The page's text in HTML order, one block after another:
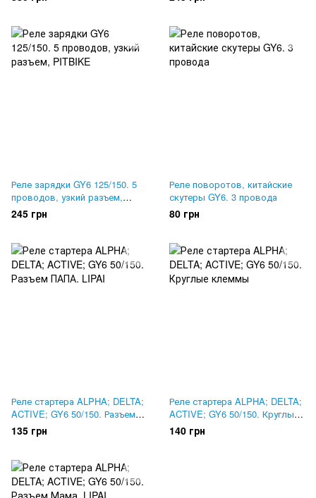
Реле зарядки GY6 125/150. 5
проводов, узкий разъем,
PITBIKE
245 грн
Реле поворотов, китайские
скутеры GY6. 3 провода
80 грн
Реле стартера ALPHA; DELTA;
ACTIVE; GY6 50/150. Разъем
ПАПА. LIPAI
135 грн
Реле стартера ALPHA; DELTA;
ACTIVE; GY6 50/150. Круглые
клеммы
140 грн